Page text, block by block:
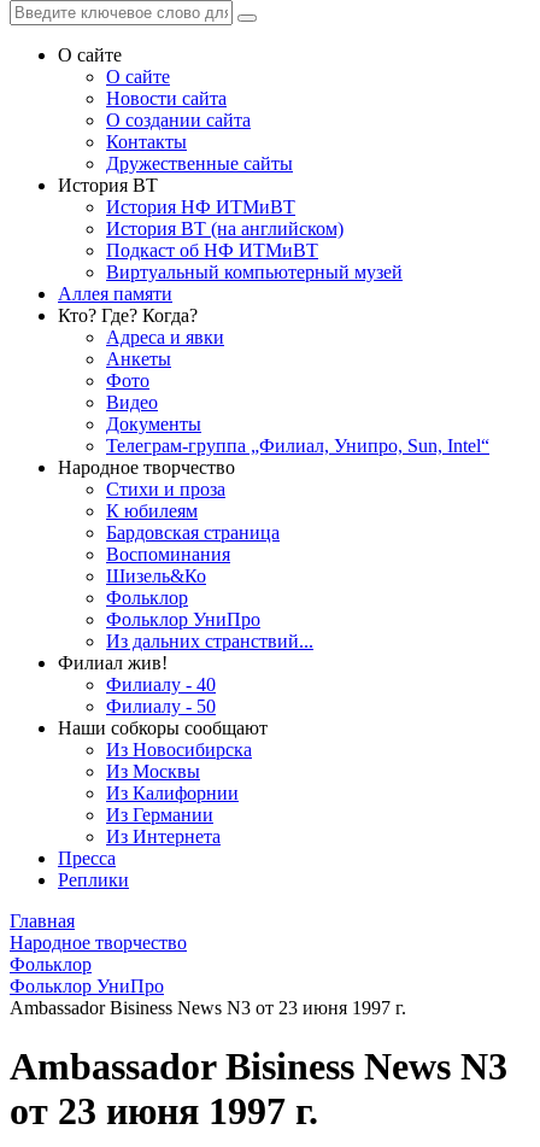
О сайте
О сайте
Новости сайта
О создании сайта
Контакты
Дружественные сайты
История ВТ
История НФ ИТМиВТ
История ВТ (на английском)
Подкаст об НФ ИТМиВТ
Виртуальный компьютерный музей
Аллея памяти
Кто? Где? Когда?
Адреса и явки
Анкеты
Фото
Видео
Документы
Телеграм-группа „Филиал, Унипро, Sun, Intel“
Народное творчество
Стихи и проза
К юбилеям
Бардовская страница
Воспоминания
Шизель&Ко
Фольклор
Фольклор УниПро
Из дальних странствий...
Филиал жив!
Филиалу - 40
Филиалу - 50
Наши собкоры сообщают
Из Новосибирска
Из Москвы
Из Калифорнии
Из Германии
Из Интернета
Пресса
Реплики
Главная
Народное творчество
Фольклор
Фольклор УниПро
Ambassador Bisiness News N3 от 23 июня 1997 г.
Ambassador Bisiness News N3
от 23 июня 1997 г.